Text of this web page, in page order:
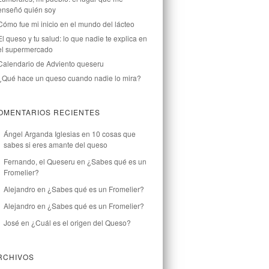
quién soy
fue mi inicio en el mundo del lácteo
queso y tu salud: lo que nadie te explica en
supermercado
de Adviento queseru
hace un queso cuando nadie lo mira?
RECIENTES
Ángel Arganda Iglesiasen 10 cosas que
sabes si eres amante del queso
Fernando, el Queseru en ¿Sabes qué es un
Fromelier?
Alejandro en ¿Sabes qué es un Fromelier?
Alejandro en ¿Sabes qué es un Fromelier?
José en ¿Cuál es el origen del Queso?